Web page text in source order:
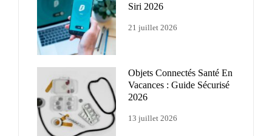
Siri 2026
21 juillet 2026
Objets Connectés Santé En
Vacances : Guide Sécurisé
2026
13 juillet 2026